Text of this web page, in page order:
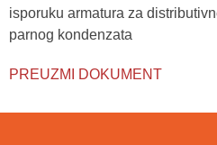
isporuku armatura za
parnog kondenzata
PREUZMI DOKUMENT